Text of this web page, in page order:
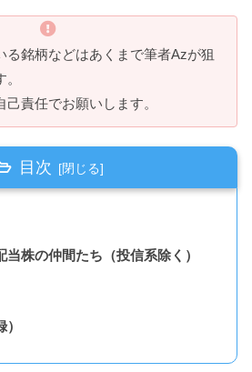
る銘柄などはあくまで筆者Azが狙
責任でお願いします。
目次
株の仲間たち（投信系除く）